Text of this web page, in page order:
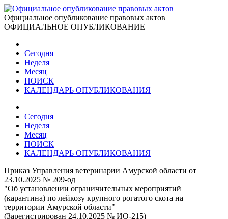
Официальное опубликование правовых актов
ОФИЦИАЛЬНОЕ ОПУБЛИКОВАНИЕ
Сегодня
Неделя
Месяц
ПОИСК
КАЛЕНДАРЬ ОПУБЛИКОВАНИЯ
Сегодня
Неделя
Месяц
ПОИСК
КАЛЕНДАРЬ ОПУБЛИКОВАНИЯ
Приказ Управления ветеринарии Амурской области от
23.10.2025 № 209-од
"Об установлении ограничительных мероприятий
(карантина) по лейкозу крупного рогатого скота на
территории Амурской области"
(Зарегистрирован 24.10.2025 № ИО-215)